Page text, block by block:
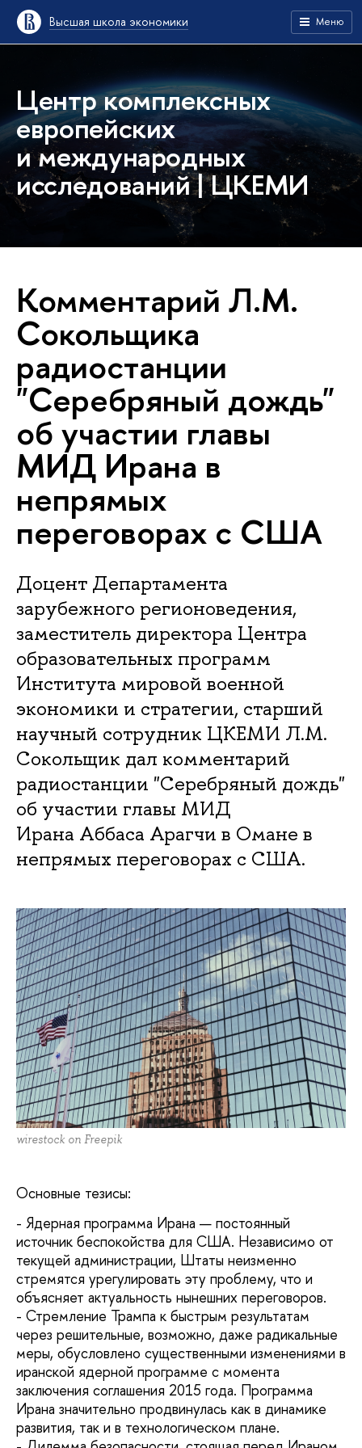
Высшая школа экономики Меню
Центр комплексных
европейских
и международных
исследований | ЦКЕМИ
Комментарий Л.М.
Сокольщика
радиостанции
"Серебряный дождь"
об участии главы
МИД Ирана в
непрямых
переговорах с США
Доцент Департамента
зарубежного регионоведения,
заместитель директора Центра
образовательных программ
Института мировой военной
экономики и стратегии, старший
научный сотрудник ЦКЕМИ Л.М.
Сокольщик дал комментарий
радиостанции "Серебряный дождь"
об участии главы МИД
Ирана Аббаса Арагчи в Омане в
непрямых переговорах с США.
wirestock on Freepik
Основные тезисы:
- Ядерная программа Ирана — постоянный
источник беспокойства для США. Независимо от
текущей администрации, Штаты неизменно
стремятся урегулировать эту проблему, что и
объясняет актуальность нынешних переговоров.
- Стремление Трампа к быстрым результатам
через решительные, возможно, даже радикальные
меры, обусловлено существенными изменениями в
иранской ядерной программе с момента
заключения соглашения 2015 года. Программа
Ирана значительно продвинулась как в динамике
развития, так и в технологическом плане.